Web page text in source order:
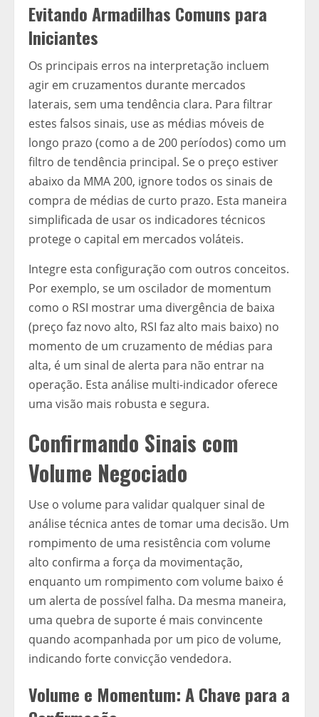
Evitando Armadilhas Comuns para
Iniciantes
Os principais erros na interpretação incluem
agir em cruzamentos durante mercados
laterais, sem uma tendência clara. Para filtrar
estes falsos sinais, use as médias móveis de
longo prazo (como a de 200 períodos) como um
filtro de tendência principal. Se o preço estiver
abaixo da MMA 200, ignore todos os sinais de
compra de médias de curto prazo. Esta maneira
simplificada de usar os indicadores técnicos
protege o capital em mercados voláteis.
Integre esta configuração com outros conceitos.
Por exemplo, se um oscilador de momentum
como o RSI mostrar uma divergência de baixa
(preço faz novo alto, RSI faz alto mais baixo) no
momento de um cruzamento de médias para
alta, é um sinal de alerta para não entrar na
operação. Esta análise multi-indicador oferece
uma visão mais robusta e segura.
Confirmando Sinais com
Volume Negociado
Use o volume para validar qualquer sinal de
análise técnica antes de tomar uma decisão. Um
rompimento de uma resistência com volume
alto confirma a força da movimentação,
enquanto um rompimento com volume baixo é
um alerta de possível falha. Da mesma maneira,
uma quebra de suporte é mais convincente
quando acompanhada por um pico de volume,
indicando forte convicção vendedora.
Volume e Momentum: A Chave para a